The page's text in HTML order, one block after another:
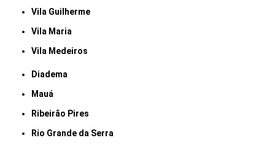
Vila Guilherme
Vila Maria
Vila Medeiros
Diadema
Mauá
Ribeirão Pires
Rio Grande da Serra